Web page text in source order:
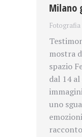
Milano
Fotografia
mostra
spazio
dal 14
uno